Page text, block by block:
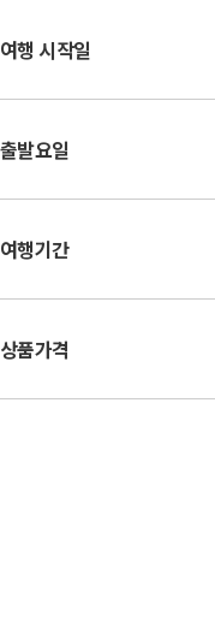
여행 시작일
출발요일
여행기간
상품가격